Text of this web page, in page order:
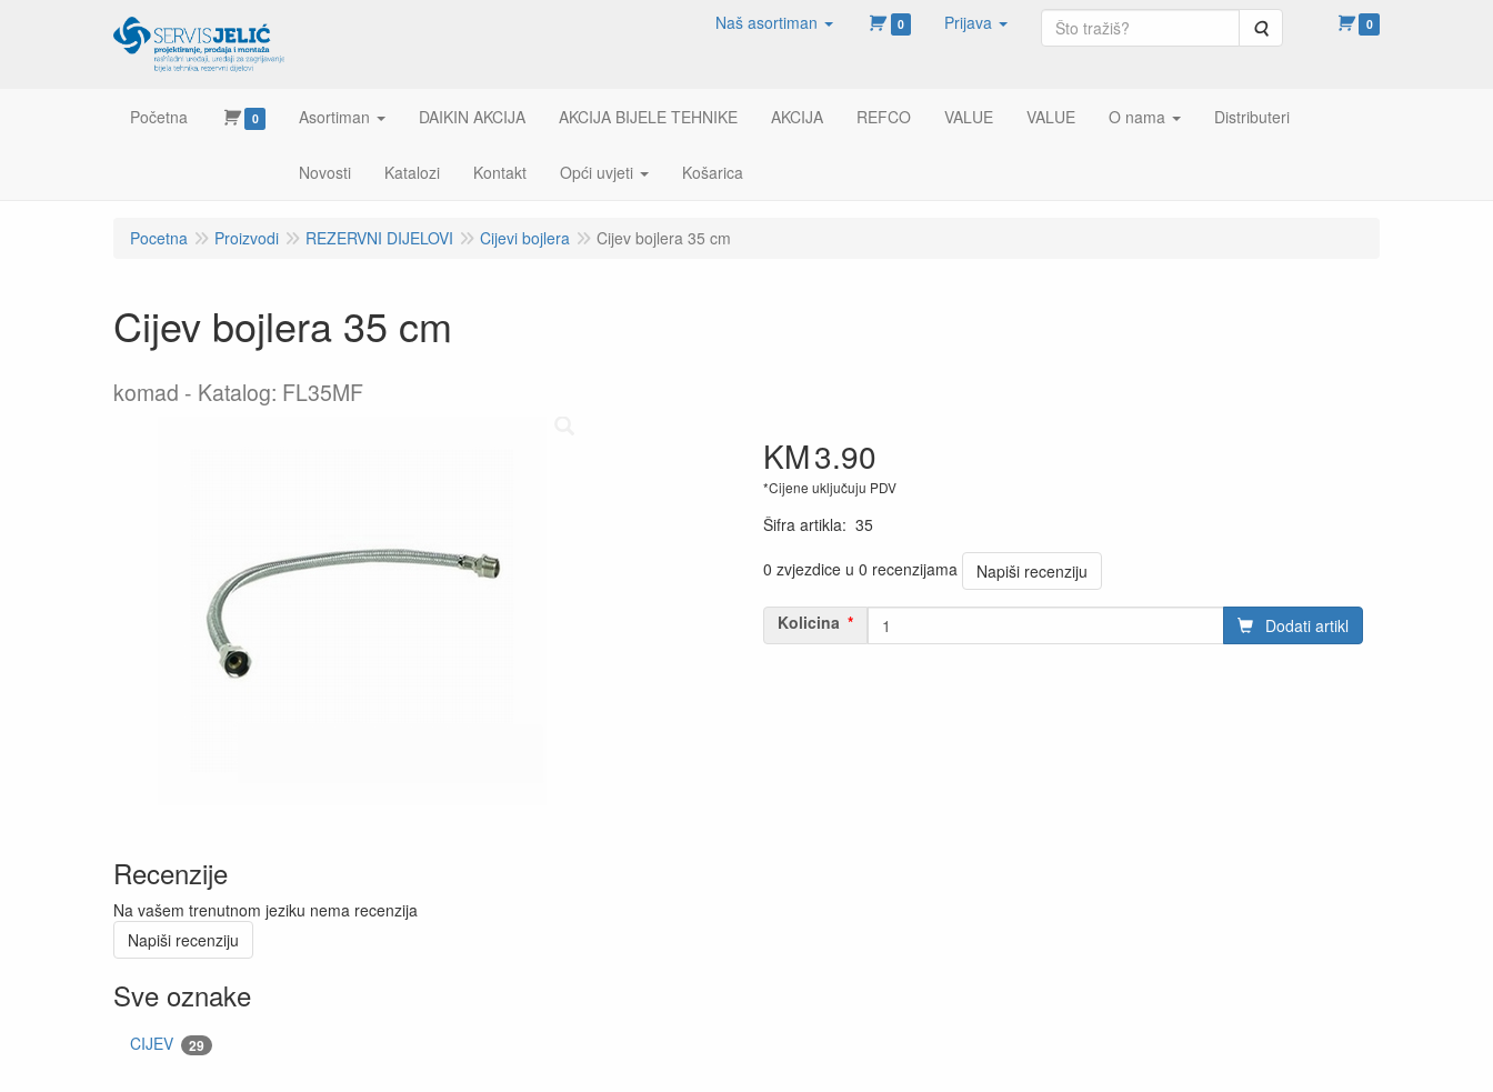
Naš asortiman 0 Prijava Pretraga 0
Početna 0 Asortiman DAIKIN AKCIJA AKCIJA BIJELE TEHNIKE AKCIJA REFCO VALUE VALUE O nama Distributeri
Novosti Katalozi Kontakt Opći uvjeti Košarica
Pocetna Proizvodi REZERVNI DIJELOVI Cijevi bojlera Cijev bojlera 35 cm
Cijev bojlera 35 cm
komad Katalog: FL35MF
KM3.90
*Cijene uključuju PDV
Šifra artikla: 35
0 zvjezdice u 0 recenzijama
Napiši recenziju
Kolicina Dodati artikl
Recenzije
Na vašem trenutnom jeziku nema recenzija
Napiši recenziju
Sve oznake
CIJEV 29